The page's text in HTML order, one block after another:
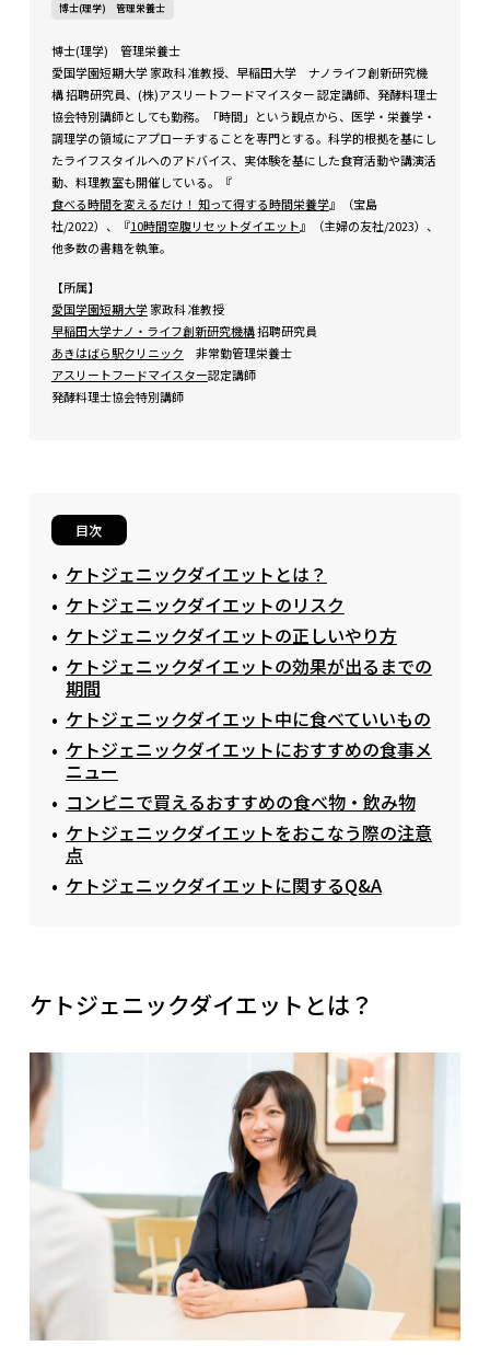
博士(理学) 管理栄養士
博士(理学) 管理栄養士
愛国学園短期大学 家政科 准教授、早稲田大学 ナノライフ創新研究機
構 招聘研究員、(株)アスリートフードマイスター 認定講師、発酵料理士
協会特別講師としても勤務。「時間」という観点から、医学・栄養学・
調理学の領域にアプローチすることを専門とする。科学的根拠を基にし
たライフスタイルへのアドバイス、実体験を基にした食育活動や講演活
動、料理教室も開催している。『
食べる時間を変えるだけ！ 知って得する時間栄養学』（宝島
社/2022）、『10時間空腹リセットダイエット』（主婦の友社/2023）、
他多数の書籍を執筆。
【所属】
愛国学園短期大学家政科 准教授
早稲田大学ナノ・ライフ創新研究機構招聘研究員
あきはばら駅クリニック 非常勤管理栄養士
アスリートフードマイスター認定講師
発酵料理士協会特別講師
目次
ケトジェニックダイエットとは？
ケトジェニックダイエットのリスク
ケトジェニックダイエットの正しいやり方
ケトジェニックダイエットの効果が出るまでの
期間
ケトジェニックダイエット中に食べていいもの
ケトジェニックダイエットにおすすめの食事メ
ニュー
コンビニで買えるおすすめの食べ物・飲み物
ケトジェニックダイエットをおこなう際の注意
点
ケトジェニックダイエットに関するQ&A
ケトジェニックダイエットとは？